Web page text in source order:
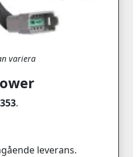
variera
.
leverans.